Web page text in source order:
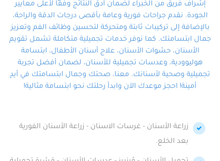
احترافية ودقة.
إشراف فريق من الخبراء لضمان أدق النتائج وفقًا لأعلى معايير
الجودة. نقدم جراحات فورية وعامة بأقصى درجات الدقة والراحة،
بالإضافة إلى تركيبات ثابتة ومتحركة لتحسين وظائف الفم وتعزيز
جمال ابتسامتك. كما نوفر خدمات تجميلية متكاملة تشمل تقويم
الأسنان، حشوات الأسنان، علاج أسنان الأطفال، ابتسامة
هوليوودية، وعدسات تجميلية للأسنان، لضمان أفضل تجربة
تجميلية وصحية لأسنانك. معنا، صحتك وجمال ابتسامتك في أيدٍ
أمينة! احجز موعدك الآن وابدأ رحلتك نحو ابتسامة مثالية!
زراعة الأسنان - غرسات الاسنان - زراعة الأسنان الفورية
بعد الخلع.